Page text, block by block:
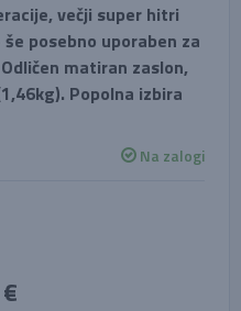
večji super hitri
še posebno uporaben za
matiran zaslon,
Popolna izbira
Na zalogi